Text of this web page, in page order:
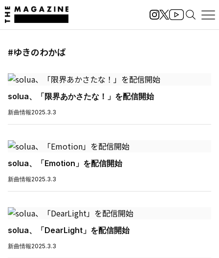
#ゆきのわかば
solua、「限界あかさたな！」を配信開始
新曲情報2025.3.3
solua、「Emotion」を配信開始
新曲情報2025.3.3
solua、「DearLight」を配信開始
新曲情報2025.3.3